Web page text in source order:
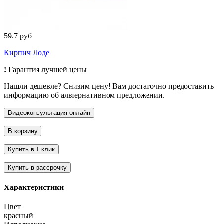
59.7 руб
Кирпич Лоде
! Гарантия лучшей цены
Нашли дешевле? Снизим цену! Вам достаточно предоставить
информацию об альтернативном предложении.
Характеристики
Цвет
красный